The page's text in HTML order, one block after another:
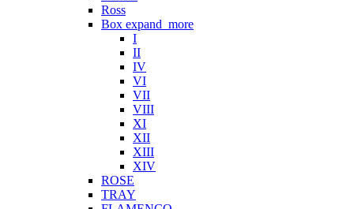
Ross
Box expand_more
I
II
IV
VI
VII
VIII
XI
XII
XIII
XIV
ROSE
TRAY